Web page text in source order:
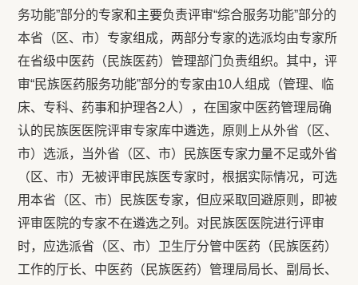
务功能”部分的专家和主要负责评审“综合服务功能”部分的
本省（区、市）专家组成，两部分专家的选派均由专家所
在省级中医药（民族医药）管理部门负责组织。其中，评
审“民族医药服务功能”部分的专家由10人组成（管理、临
床、专科、药事和护理各2人），在国家中医药管理局确
认的民族医医院评审专家库中遴选，原则上从外省（区、
市）选派，当外省（区、市）民族医专家力量不足或外省
（区、市）无被评审民族医专家时，根据实际情况，可选
用本省（区、市）民族医专家，但应采取回避原则，即被
评审医院的专家不在遴选之列。对民族医医院进行评审
时，应选派省（区、市）卫生厅分管中医药（民族医药）
工作的厅长、中医药（民族医药）管理局局长、副局长、